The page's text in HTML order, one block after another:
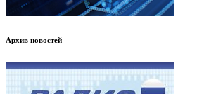
Архив новостей